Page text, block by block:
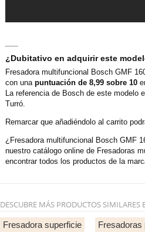
¿Dubitativo en adquirir este
Fresadora multifuncional Bosch GMF
con una puntuación de 8,99 sobre 10
La referencia de Bosch de este modelo
Turró.
Remarcar que añadiéndolo al carrito
¿Fresadora multifuncional Bosch GMF
nuestro catálogo online de Fresadoras
encontrar todos los productos de la
DESCUBRE MÁS PRODUCTOS SIMILARES
Fresadora superficie Fresadoras